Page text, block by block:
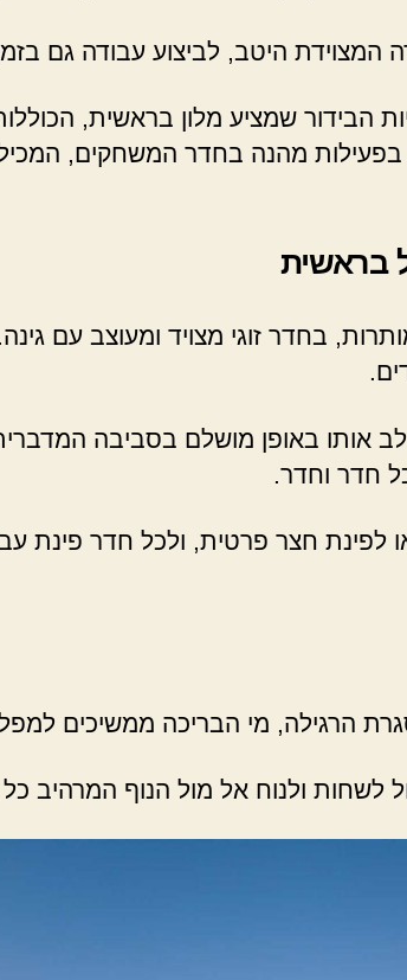
המצוידת היטב, לביצוע עבודה גם
שמציע מלון בראשית, הכוללות
בפעילות מהנה בחדר המשחקים,
בראשית
בחדר זוגי מצויד ומעוצב עם
אותו באופן מושלם בסביבה
חדר וחדר.
לפינת חצר פרטית, ולכל חדר פינת
הרגילה, מי הבריכה ממשיכים
לשחות ולנוח אל מול הנוף המרהיב